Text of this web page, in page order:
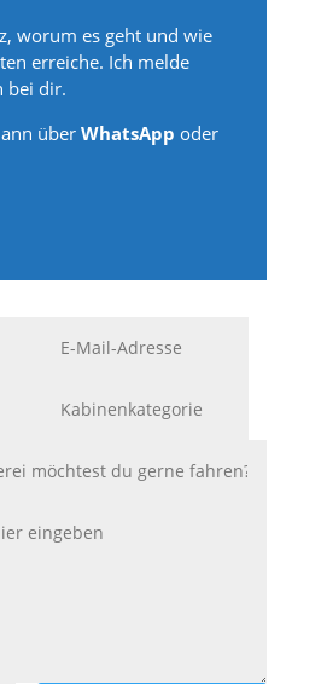
worum es geht und wie
erreiche. Ich melde
bei dir.
überWhatsApp oder